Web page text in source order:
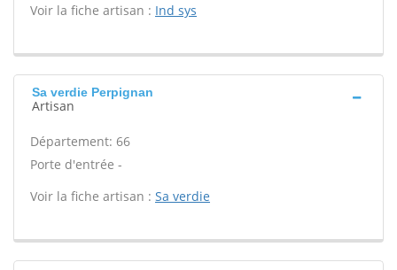
Voir la fiche artisan : Ind sys
Sa verdie Perpignan
Artisan
Département: 66
Porte d'entrée -
Voir la fiche artisan : Sa verdie